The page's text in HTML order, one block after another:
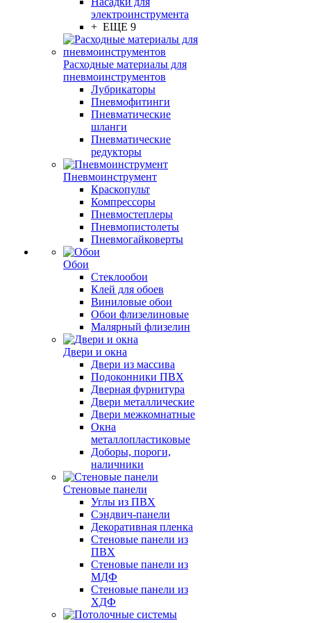
электроинструмента
+ ЕЩЕ 9
Расходные материалы для
пневмоинструментов
Лубрикаторы
Пневмофитинги
Пневматические
шланги
Пневматические
редукторы
Пневмоинструмент
Краскопульт
Компрессоры
Пневмостеплеры
Пневмопистолеты
Пневмогайковерты
Обои
Стеклообои
Клей для обоев
Виниловые обои
Обои флизелиновые
Малярный флизелин
Двери и окна
Двери из массива
Подоконники ПВХ
Дверная фурнитура
Двери металлические
Двери межкомнатные
Окна
металлопластиковые
Доборы, пороги,
наличники
Стеновые панели
Углы из ПВХ
Сэндвич-панели
Декоративная пленка
Стеновые панели из
ПВХ
Стеновые панели из
МДФ
Стеновые панели из
ХДФ